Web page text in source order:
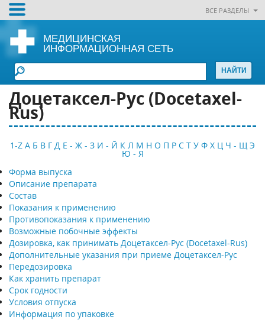
ВСЕ РАЗДЕЛЫ
МЕДИЦИНСКАЯ
ИНФОРМАЦИОННАЯ СЕТЬ
Доцетаксел-Рус (Docetaxel-
Rus)
1-Z А Б В Г Д Е - Ж - З И - Й К Л М Н О П Р С Т У Ф Х Ц Ч - Щ Э
Ю - Я
Форма выпуска
Описание препарата
Состав
Показания к применению
Противопоказания к применению
Возможные побочные эффекты
Дозировка, как принимать Доцетаксел-Рус (Docetaxel-Rus)
Дополнительные указания при приеме Доцетаксел-Рус
Передозировка
Как хранить препарат
Срок годности
Условия отпуска
Информация по упаковке